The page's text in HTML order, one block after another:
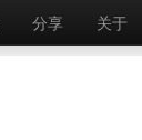
分享 关于